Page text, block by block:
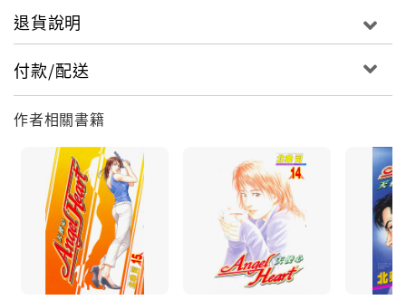
退貨說明
付款/配送
作者相關書籍